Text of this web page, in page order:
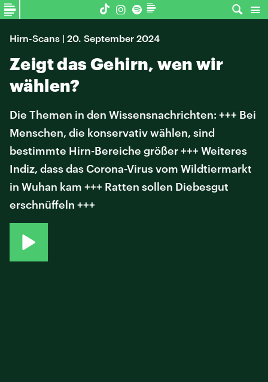
Hirn-Scans | 20. September 2024
Zeigt das Gehirn, wen wir
wählen?
Die Themen in den Wissensnachrichten: +++ Bei
Menschen, die konservativ wählen, sind
bestimmte Hirn-Bereiche größer +++ Weiteres
Indiz, dass das Corona-Virus vom Wildtiermarkt
in Wuhan kam +++ Ratten sollen Diebesgut
erschnüffeln +++